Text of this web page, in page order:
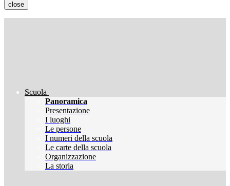
close
Scuola
Panoramica
Presentazione
I luoghi
Le persone
I numeri della scuola
Le carte della scuola
Organizzazione
La storia